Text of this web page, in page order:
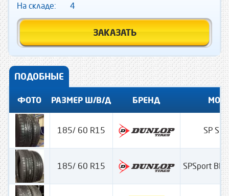
На складе: 4
ЗАКАЗАТЬ
ПОДОБНЫЕ
ФОТО РАЗМЕР Ш/В/Д БРЕНД
185/ 60 R15 SP
185/ 60 R15 SPSport